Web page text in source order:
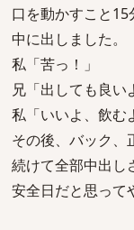
口を動かすこと
中に出しました。
私「苦っ！」
兄「出しても良い
私「いいよ、飲む
その後、バック、
続けて全部中出し
安全日だと思って